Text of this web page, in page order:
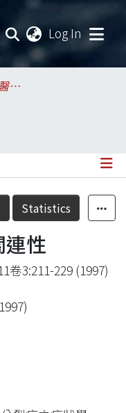
Log In
College of Medicine / 醫學院
Statistics
性
卷3:211-229 (1997)